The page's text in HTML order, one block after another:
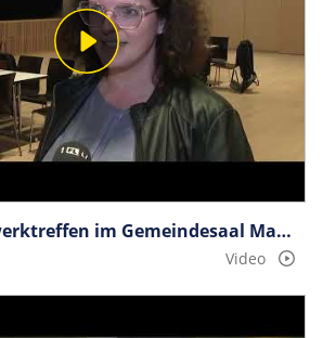
UNICEF-Netz­werktreffen im Gemeindesaal Mauren
Video